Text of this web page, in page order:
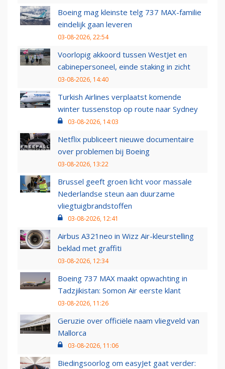
Boeing mag kleinste telg 737 MAX-familie
eindelijk gaan leveren
03-08-2026, 22:54
Voorlopig akkoord tussen WestJet en
cabinepersoneel, einde staking in zicht
03-08-2026, 14:40
Turkish Airlines verplaatst komende
winter tussenstop op route naar Sydney
03-08-2026, 14:03
Netflix publiceert nieuwe documentaire
over problemen bij Boeing
03-08-2026, 13:22
Brussel geeft groen licht voor massale
Nederlandse steun aan duurzame
vliegtuigbrandstoffen
03-08-2026, 12:41
Airbus A321neo in Wizz Air-kleurstelling
beklad met graffiti
03-08-2026, 12:34
Boeing 737 MAX maakt opwachting in
Tadzjikistan: Somon Air eerste klant
03-08-2026, 11:26
Geruzie over officiële naam vliegveld van
Mallorca
03-08-2026, 11:06
Biedingsoorlog om easyJet gaat verder: